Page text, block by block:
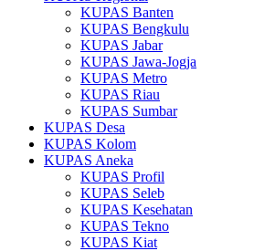
KUPAS Banten
KUPAS Bengkulu
KUPAS Jabar
KUPAS Jawa-Jogja
KUPAS Metro
KUPAS Riau
KUPAS Sumbar
KUPAS Desa
KUPAS Kolom
KUPAS Aneka
KUPAS Profil
KUPAS Seleb
KUPAS Kesehatan
KUPAS Tekno
KUPAS Kiat